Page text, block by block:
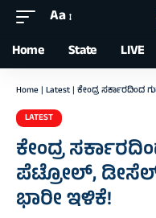
Font
Resizer
Aa
Home State LIVE
Home | Latest | ಕೇಂದ್ರ ಸರ್ಕಾರದಿಂದ ಗುಡ್‌
LATEST
ಕೇಂದ್ರ
ಪೆಟ್ರೋಲ್‌,
ಭಾರೀ ಇಳಿಕೆ!